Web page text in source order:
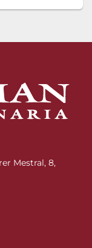
Mestral, 8,